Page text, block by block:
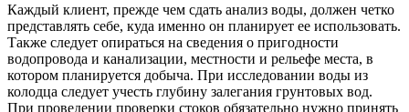
Каждый клиент, прежде чем сдать анализ воды, должен четко
представлять себе, куда именно он планирует ее использовать.
Также следует опираться на сведения о пригодности
водопровода и канализации, местности и рельефе места, в
котором планируется добыча. При исследовании воды из
колодца следует учесть глубину залегания грунтовых вод.
При проведении проверки стоков обязательно нужно принять